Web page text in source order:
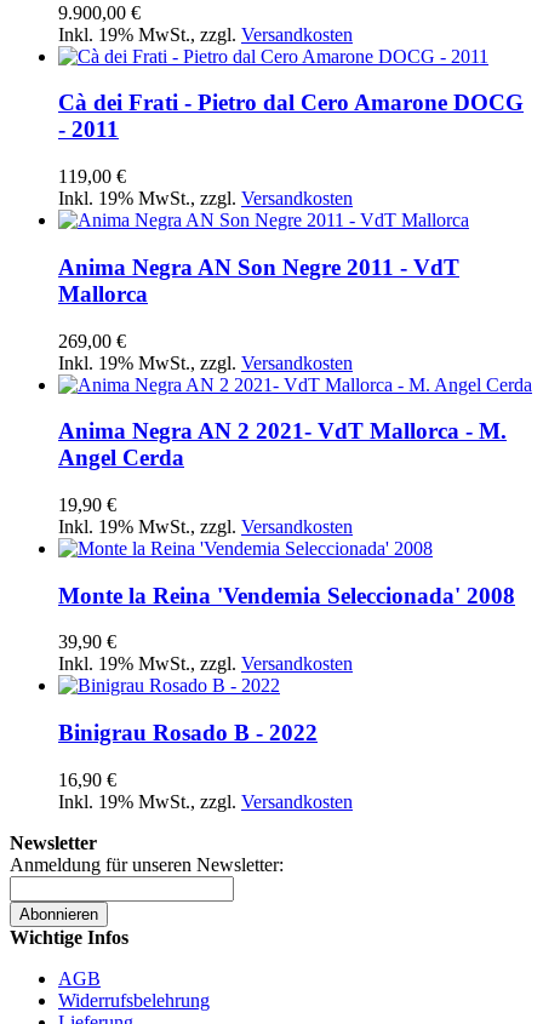
9.900,00 €
Inkl. 19% MwSt., zzgl. Versandkosten
Cà dei Frati - Pietro dal Cero Amarone DOCG
- 2011
119,00 €
Inkl. 19% MwSt., zzgl. Versandkosten
Anima Negra AN Son Negre 2011 - VdT
Mallorca
269,00 €
Inkl. 19% MwSt., zzgl. Versandkosten
Anima Negra AN 2 2021- VdT Mallorca - M.
Angel Cerda
19,90 €
Inkl. 19% MwSt., zzgl. Versandkosten
Monte la Reina 'Vendemia Seleccionada' 2008
39,90 €
Inkl. 19% MwSt., zzgl. Versandkosten
Binigrau Rosado B - 2022
16,90 €
Inkl. 19% MwSt., zzgl. Versandkosten
Newsletter
Anmeldung für unseren Newsletter:
Abonnieren
Wichtige Infos
AGB
Widerrufsbelehrung